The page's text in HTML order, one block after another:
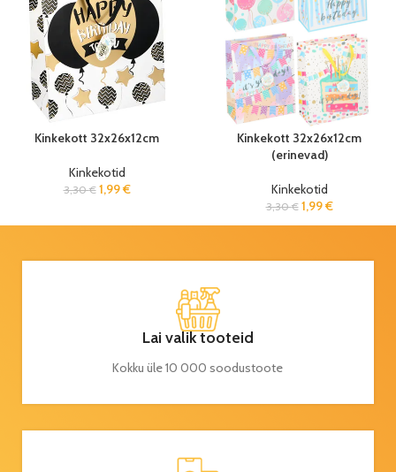
Kinkekott 32x26x12cm
Kinkekotid
3,30€ 1,99€
Kinkekott 32x26x12cm
(erinevad)
Kinkekotid
3,30€ 1,99€
Lai valik tooteid
Kokku üle 10 000 soodustoote